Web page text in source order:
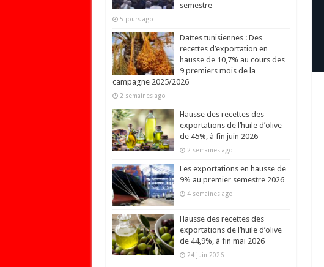
semestre
5 jours ago
Dattes tunisiennes : Des
recettes d’exportation en
hausse de 10,7% au cours des
9 premiers mois de la
campagne 2025/2026
2 semaines ago
Hausse des recettes des
exportations de l’huile d’olive
de 45%, à fin juin 2026
2 semaines ago
Les exportations en hausse de
9% au premier semestre 2026
4 semaines ago
Hausse des recettes des
exportations de l’huile d’olive
de 44,9%, à fin mai 2026
24 juin 2026